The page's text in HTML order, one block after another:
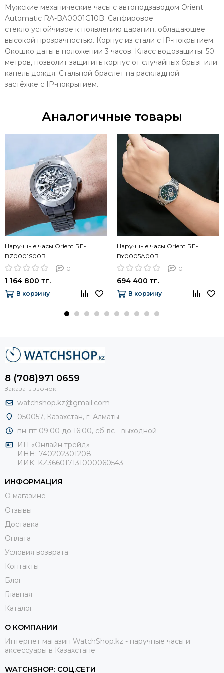
Мужские механические часы с автоподзаводом Orient
Automatic RA-BA0001G10B. Сапфировое
стекло устойчивое к появлению царапин, обладающее
высокой прозрачностью. Корпус из стали с IP-покрытием.
Окошко даты в положении 3 часов. Класс водозащиты: 50
метров, позволит защитить корпус от случайных брызг или
капель дождя. Стальной браслет на раскладной
застёжке с IP-покрытием.
Аналогичные товары
Наручные часы Orient RE-
BZ0001S00B
0
1 164 800 тг.
В корзину
Наручные часы Orient RE-
BY0005A00B
0
694 400 тг.
В корзину
8 (708)971 0659
Заказать звонок
watchshop.kz@gmail.com
050057, Казахстан, г. Алматы
пн-пт 09:00 до 16:00, сб-вс - выходной
ИП «Онлайн трейд»
ИНН: 740202301208
ИИК: KZ366017131000060543
ИНФОРМАЦИЯ
О магазине
Отзывы
Доставка
Оплата
Условия возврата
Контакты
Блог
Главная
Каталог
О КОМПАНИИ
Интернет магазин WatchShop.kz - наручные часы и
аксессуары в Казахстане
WATCHSHOP: СОЦ.СЕТИ